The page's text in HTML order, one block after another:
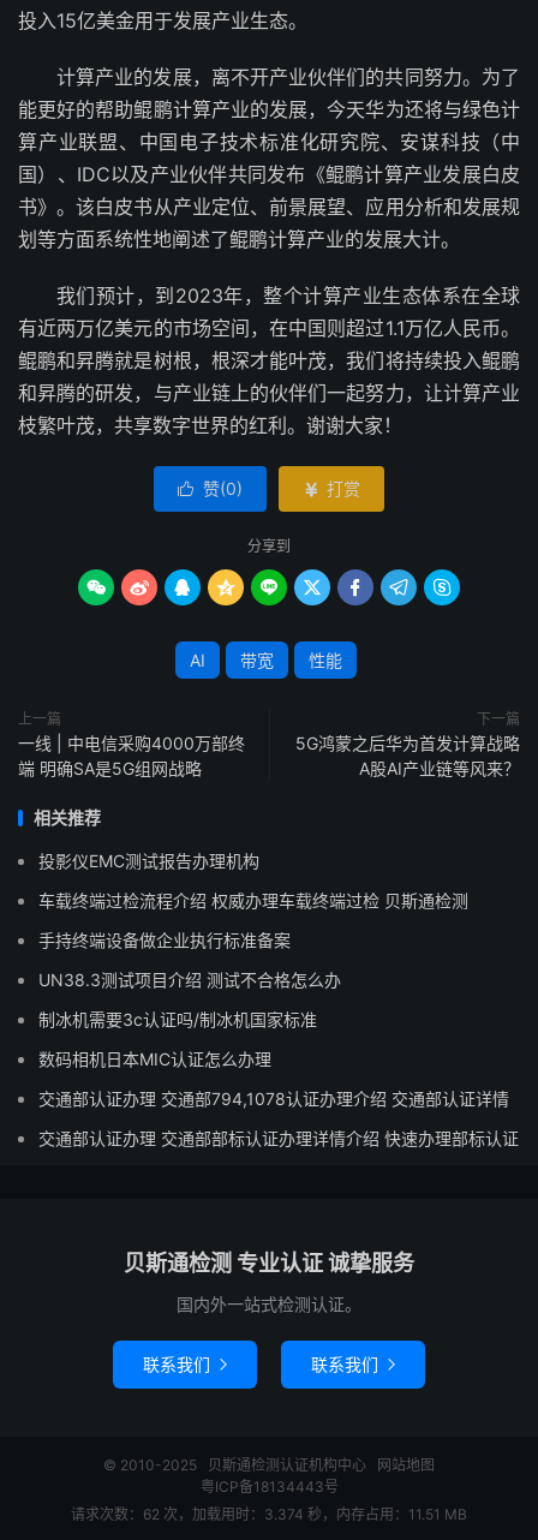
投入15亿美金用于发展产业生态。
计算产业的发展，离不开产业伙伴们的共同努力。为了
能更好的帮助鲲鹏计算产业的发展，今天华为还将与绿色计
算产业联盟、中国电子技术标准化研究院、安谋科技（中
国）、IDC以及产业伙伴共同发布《鲲鹏计算产业发展白皮
书》。该白皮书从产业定位、前景展望、应用分析和发展规
划等方面系统性地阐述了鲲鹏计算产业的发展大计。
我们预计，到2023年，整个计算产业生态体系在全球
有近两万亿美元的市场空间，在中国则超过1.1万亿人民币。
鲲鹏和昇腾就是树根，根深才能叶茂，我们将持续投入鲲鹏
和昇腾的研发，与产业链上的伙伴们一起努力，让计算产业
枝繁叶茂，共享数字世界的红利。谢谢大家！
 赞(0)  打赏
分享到
        
AI 带宽 性能
上一篇
一线 | 中电信采购4000万部终
端 明确SA是5G组网战略
下一篇
5G鸿蒙之后华为首发计算战略
A股AI产业链等风来？
相关推荐
投影仪EMC测试报告办理机构
车载终端过检流程介绍 权威办理车载终端过检 贝斯通检测
手持终端设备做企业执行标准备案
UN38.3测试项目介绍 测试不合格怎么办
制冰机需要3c认证吗/制冰机国家标准
数码相机日本MIC认证怎么办理
交通部认证办理 交通部794,1078认证办理介绍 交通部认证详情
交通部认证办理 交通部部标认证办理详情介绍 快速办理部标认证
贝斯通检测 专业认证 诚挚服务
国内外一站式检测认证。
联系我们  联系我们 
© 2010-2025 贝斯通检测认证机构中心
网站地图
粤ICP备18134443号
请求次数：62 次，加载用时：3.374 秒，内存占用：11.51 MB